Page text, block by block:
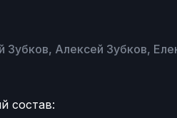
Зубков, Алексей Зубков,
состав: